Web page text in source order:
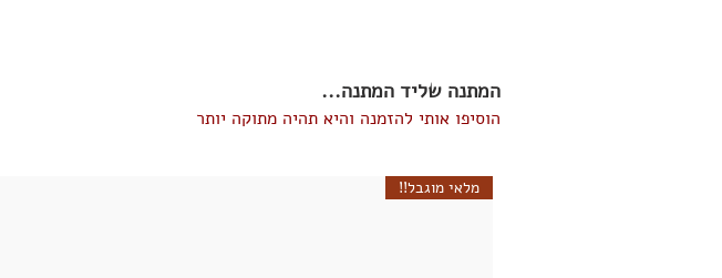
המתנה שליד המתנה...
הוסיפו אותי להזמנה והיא תהיה מתוקה יותר
מלאי מוגבל!!